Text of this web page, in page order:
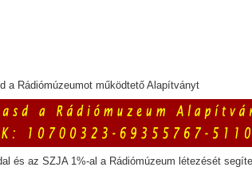
a Rádiómúzeumot működtető Alapítványt
és az SZJA 1%-al a Rádiómúzeum létezését